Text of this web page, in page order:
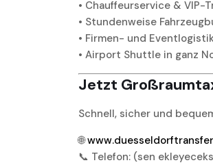
• Chauffeurservice & VIP-
• Stundenweise
• Firmen- und
• Airport Shuttle in ganz
Jetzt
Schnell, sicher und
🌐
📞 Telefon: (sen